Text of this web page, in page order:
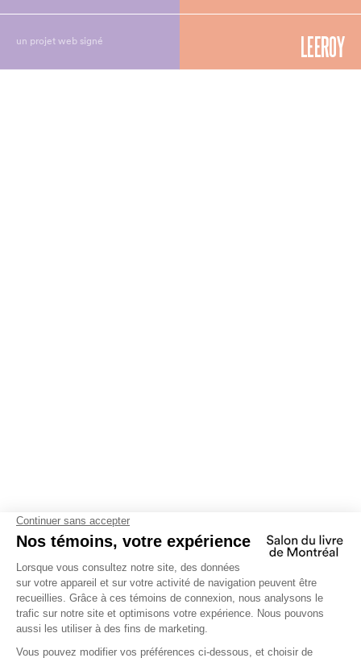
un projet web signé